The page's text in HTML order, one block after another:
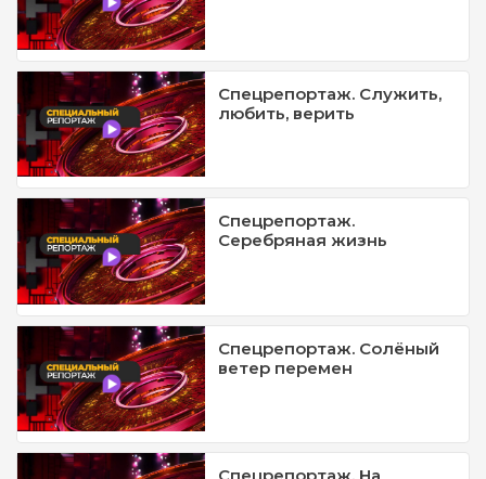
Спецрепортаж. Служить,
любить, верить
Спецрепортаж.
Серебряная жизнь
Спецрепортаж. Солёный
ветер перемен